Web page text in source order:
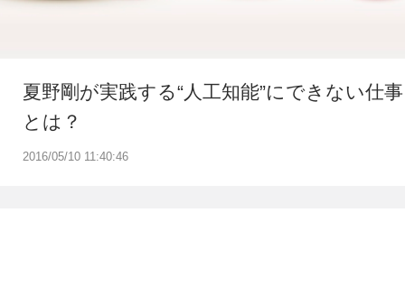
2016/05/10 11:40:46
夏野剛が実践する“人工知能”にできない仕事
とは？